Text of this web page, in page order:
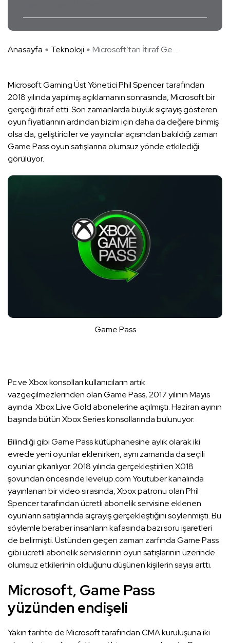
Anasayfa Teknoloji Microsoft’tan İtiraf Ge ...
Microsoft Gaming Üst Yönetici Phil Spencer tarafından
2018 yılında yapılmış açıklamanın sonrasında, Microsoft bir
gerçeği itiraf etti. Son zamanlarda büyük sıçrayış gösteren
oyun fiyatlarının ardından bizim için daha da değere binmiş
olsa da, geliştiriciler ve yayıncılar açısından bakıldığı zaman
Game Pass oyun satışlarına olumsuz yönde etkilediği
görülüyor.
Game Pass
Pc ve Xbox konsolları kullanıcıların artık
vazgeçilmezlerinden olan Game Pass, 2017 yılının Mayıs
ayında Xbox Live Gold abonelerine açılmıştı. Haziran ayının
başında bütün Xbox Series konsollarında bulunuyor.
Bilindiği gibi Game Pass kütüphanesine aylık olarak iki
evrede yeni oyunlar eklenirken, aynı zamanda da seçili
oyunlar çıkarılıyor. 2018 yılında gerçekleştirilen X018
şovundan öncesinde levelup.com Youtuber kanalında
yayınlanan bir video sırasında, Xbox patronu olan Phil
Spencer tarafından ücretli abonelik servisine eklenen
oyunların satışlarında sıçrayış gerçekleştiğini söylenmişti. Bu
söylemle beraber insanların kafasında bazı soru işaretleri
de belirmişti. Üstünden geçen zaman zarfında Game Pass
gibi ücretli abonelik servislerinin oyun satışlarının üzerinde
olumsuz etkilerinin olduğunu düşünen kişilerin sayısı arttı.
Microsoft, Game Pass
yüzünden endişeli
Yakın tarihte de Microsoft tarafından CMA kuruluşuna iki